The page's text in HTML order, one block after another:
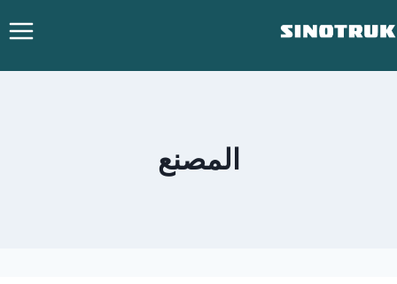
إلى
المصنع